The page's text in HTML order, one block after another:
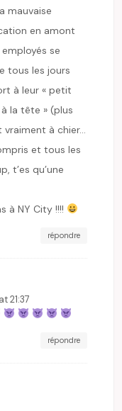
mauvaise
en amont
se
tous les jours
à leur « petit
la tête » (plus
vraiment à chier…
et tous les
t’es qu’une
à NY City !!!!
répondre
21:37
répondre